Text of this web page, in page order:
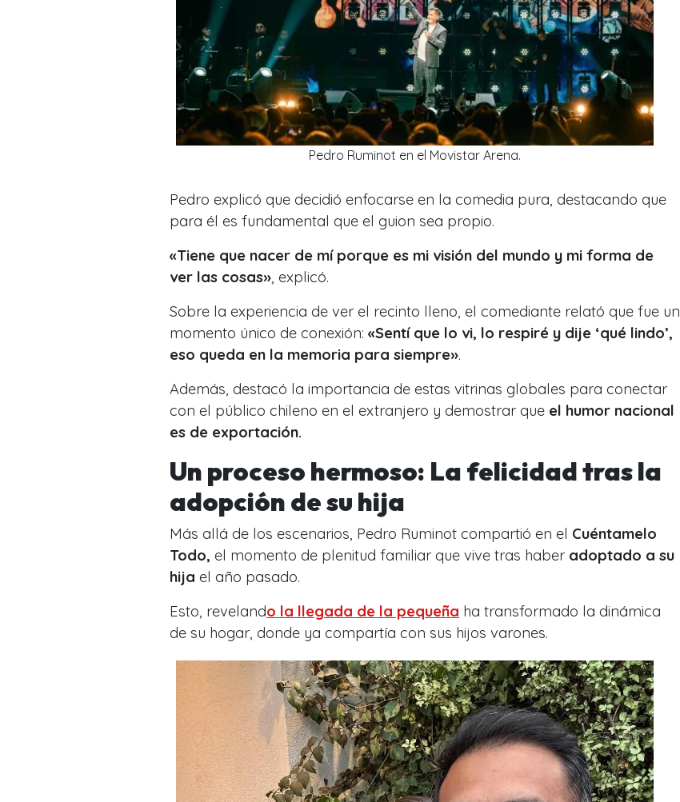
Pedro Ruminot en el Movistar Arena.
Pedro explicó que decidió enfocarse en la comedia pura, destacando que
para él es fundamental que el guion sea propio.
«Tiene que nacer de mí porque es mi visión del mundo y mi forma de
ver las cosas» , explicó.
Sobre la experiencia de ver el recinto lleno, el comediante relató que fue un
momento único de conexión: «Sentí que lo vi, lo respiré y dije ‘qué lindo’,
eso queda en la memoria para siempre».
Además, destacó la importancia de estas vitrinas globales para conectar
con el público chileno en el extranjero y demostrar que el humor nacional
es de exportación.
Un proceso hermoso: La felicidad tras la
adopción de su hija
Más allá de los escenarios, Pedro Ruminot compartió en el Cuéntamelo
Todo, el momento de plenitud familiar que vive tras haber adoptado a su
hija el año pasado.
Esto, revelando la llegada de la pequeña ha transformado la dinámica
de su hogar, donde ya compartía con sus hijos varones.